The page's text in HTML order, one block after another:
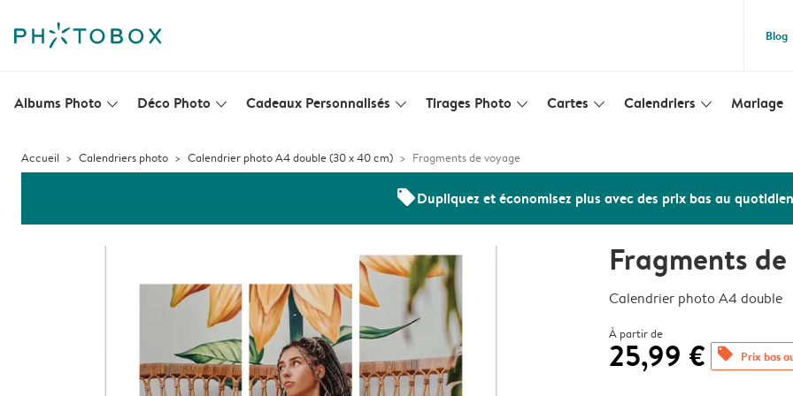
Blog
Albums Photo slim_arrow_down Déco Photo slim_arrow_down Cadeaux Personnalisés slim_arrow_down Tirages Photo slim_arrow_down Cartes slim_arrow_down Calendriers slim_arrow_down Mariage
Accueil Calendriers photo Calendrier photo A4 double (30 x 40 cm) Fragments de voyage
offersDupliquez et économisez plus avec des prix bas au quotidien
Fragments
Calendrier photo A4 double
À partir de
25,99 € offers Prix bas